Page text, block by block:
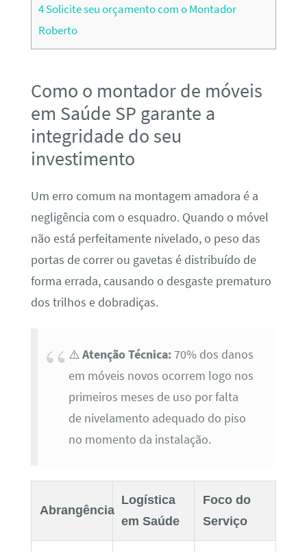
4Solicite seu orçamento com o Montador
Roberto
Como o montador de móveis
em Saúde SP garante a
integridade do seu
investimento
Um erro comum na montagem amadora é a
negligência com o esquadro. Quando o móvel
não está perfeitamente nivelado, o peso das
portas de correr ou gavetas é distribuído de
forma errada, causando o desgaste prematuro
dos trilhos e dobradiças.
⚠️Atenção Técnica:70% dos danos
em móveis novos ocorrem logo nos
primeiros meses de uso por falta
de nivelamento adequado do piso
no momento da instalação.
Abrangência
Logística
em Saúde
Foco do
Serviço